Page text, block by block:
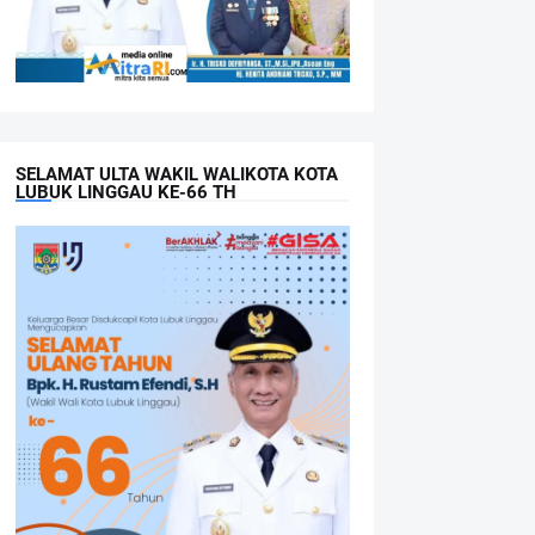
SELAMAT ULTA WAKIL WALIKOTA KOTA
LUBUK LINGGAU KE-66 TH